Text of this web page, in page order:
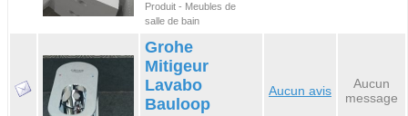
Produit - Meubles de
salle de bain
Grohe
Mitigeur
Lavabo
Bauloop
Aucun avis
Aucun
message